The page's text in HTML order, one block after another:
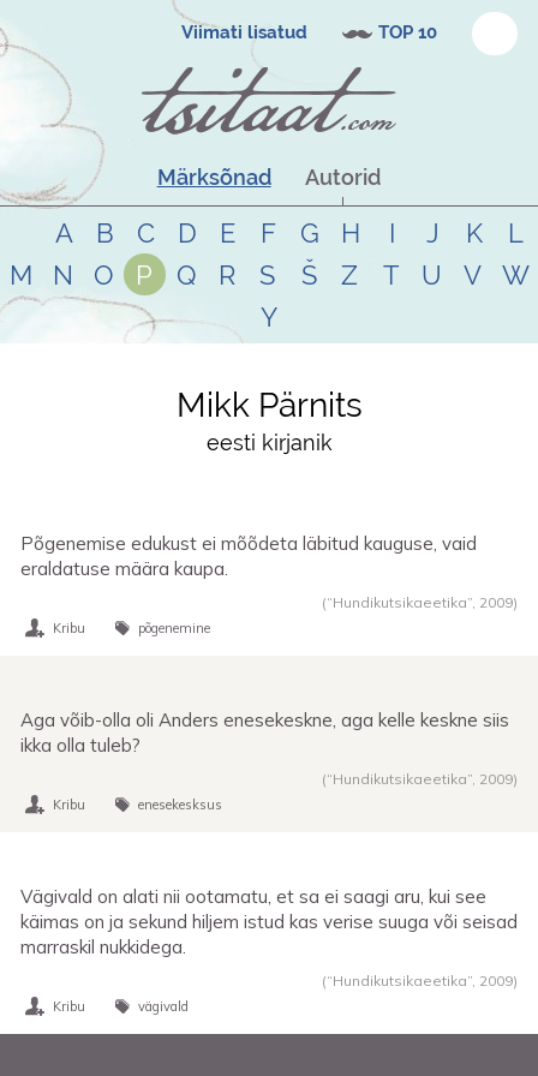
Viimati lisatud TOP 10
Märksõnad Autorid
A B C D E F G H I J K
L
M
N O P Q R S Š Z T U V
W
Y
Mikk Pärnits
eesti kirjanik
Põgenemise edukust ei mõõdeta läbitud kauguse, vaid
eraldatuse määra kaupa.
(“Hundikutsikaeetika”, 2009)
Kribu põgenemine
Aga võib-olla oli Anders enesekeskne, aga kelle keskne siis
ikka olla tuleb?
(“Hundikutsikaeetika”, 2009)
Kribu enesekesksus
Vägivald on alati nii ootamatu, et sa ei saagi aru, kui see
käimas on ja sekund hiljem istud kas verise suuga või seisad
marraskil nukkidega.
(“Hundikutsikaeetika”, 2009)
Kribu vägivald